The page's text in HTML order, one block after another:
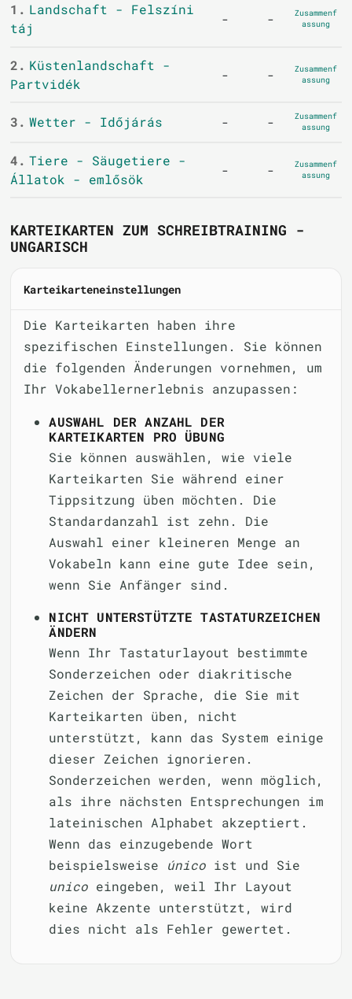
1. Landschaft - Felszíni
táj
- -
Zusammenf
assung
2. Küstenlandschaft -
Partvidék
- -
Zusammenf
assung
3. Wetter - Időjárás - -
Zusammenf
assung
4. Tiere - Säugetiere -
Állatok - emlősök
- -
Zusammenf
assung
KARTEIKARTEN ZUM SCHREIBTRAINING -
UNGARISCH
Karteikarteneinstellungen
Die Karteikarten haben ihre
spezifischen Einstellungen. Sie können
die folgenden Änderungen vornehmen, um
Ihr Vokabellernerlebnis anzupassen:
AUSWAHL DER ANZAHL DER
KARTEIKARTEN PRO ÜBUNG
Sie können auswählen, wie viele
Karteikarten Sie während einer
Tippsitzung üben möchten. Die
Standardanzahl ist zehn. Die
Auswahl einer kleineren Menge an
Vokabeln kann eine gute Idee sein,
wenn Sie Anfänger sind.
NICHT UNTERSTÜTZTE TASTATURZEICHEN
ÄNDERN
Wenn Ihr Tastaturlayout bestimmte
Sonderzeichen oder diakritische
Zeichen der Sprache, die Sie mit
Karteikarten üben, nicht
unterstützt, kann das System einige
dieser Zeichen ignorieren.
Sonderzeichen werden, wenn möglich,
als ihre nächsten Entsprechungen im
lateinischen Alphabet akzeptiert.
Wenn das einzugebende Wort
beispielsweise único ist und Sie
unico eingeben, weil Ihr Layout
keine Akzente unterstützt, wird
dies nicht als Fehler gewertet.